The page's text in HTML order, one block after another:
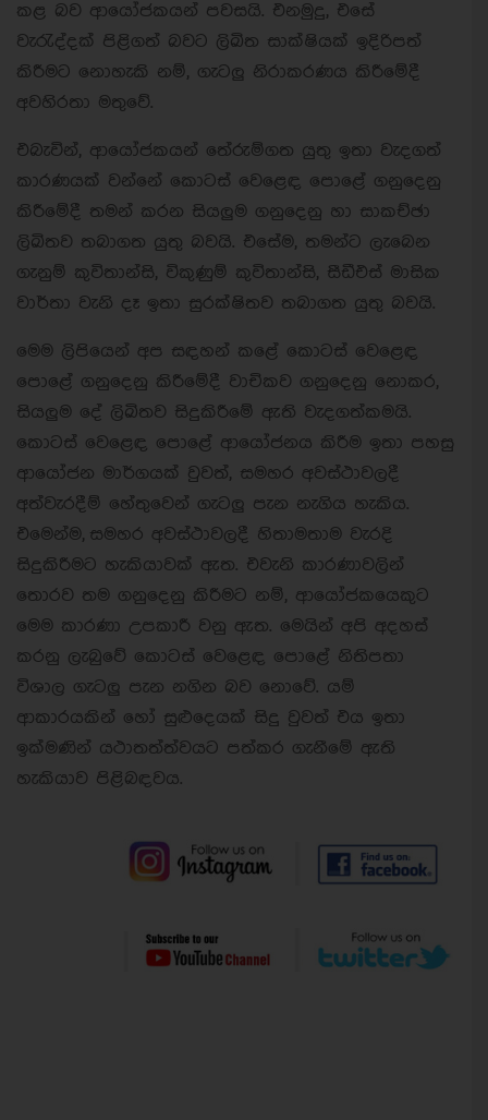
කළ බව ආයෝජකයන් පවසයි. එනමුදු, එසේ
වැරැද්දක් පිළිගත් බවට ලිඛිත සාක්ෂියක් ඉදිරිපත්
කිරීමට නොහැකි නම්, ගැටලු නිරාකරණය කිරීමේදී
අවහිරතා මතුවේ.
එබැවින්, ආයෝජකයන් තේරුම්ගත යුතු ඉතා වැදගත්
කාරණයක් වන්නේ කොටස් වෙළෙඳ පොළේ ගනුදෙනු
කිරීමේදී තමන් කරන සියලුම ගනුදෙනු හා සාකච්ඡා
ලිඛිතව තබාගත යුතු බවයි. එසේම, තමන්ට ලැබෙන
ගැනුම් කුවිතාන්සි, විකුණුම් කුවිතාන්සි, සීඩීඑස් මාසික
වාර්තා වැනි දෑ ඉතා සුරක්ෂිතව තබාගත යුතු බවයි.
මෙම ලිපියෙන් අප සඳහන් කළේ කොටස් වෙළෙඳ
පොළේ ගනුදෙනු කිරීමේදී වාචිකව ගනුදෙනු නොකර,
සියලුම දේ ලිඛිතව සිදුකිරීමේ ඇති වැදගත්කමයි.
කොටස් වෙළෙඳ පොළේ ආයෝජනය කිරීම ඉතා පහසු
ආයෝජන මාර්ගයක් වුවත්, සමහර අවස්ථාවලදී
අත්වැරදීම් හේතුවෙන් ගැටලු පැන නැගිය හැකිය.
එමෙන්ම, සමහර අවස්ථාවලදී හිතාමතාම වැරදි
සිදුකිරීමට හැකියාවක් ඇත. එවැනි කාරණාවලින්
තොරව තම ගනුදෙනු කිරීමට නම්, ආයෝජකයෙකුට
මෙම කාරණා උපකාරී වනු ඇත. මෙයින් අපි අදහස්
කරනු ලැබුවේ කොටස් වෙළෙඳ පොළේ නිතිපතා
විශාල ගැටලු පැන නගින බව නොවේ. යම්
ආකාරයකින් හෝ සුළුදෙයක් සිදු වුවත් එය ඉතා
ඉක්මණින් යථාතත්ත්වයට පත්කර ගැනීමේ ඇති
හැකියාව පිළිබඳවය.